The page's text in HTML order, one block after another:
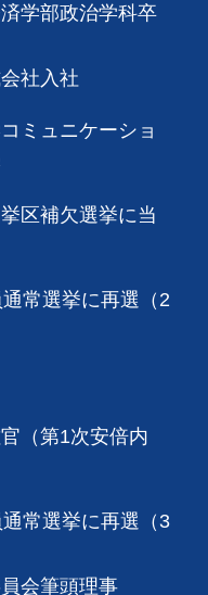
学部政治学科卒
社入社
ミュニケーショ
区補欠選挙に当
常選挙に再選（2
（第1次安倍内
常選挙に再選（3
会筆頭理事